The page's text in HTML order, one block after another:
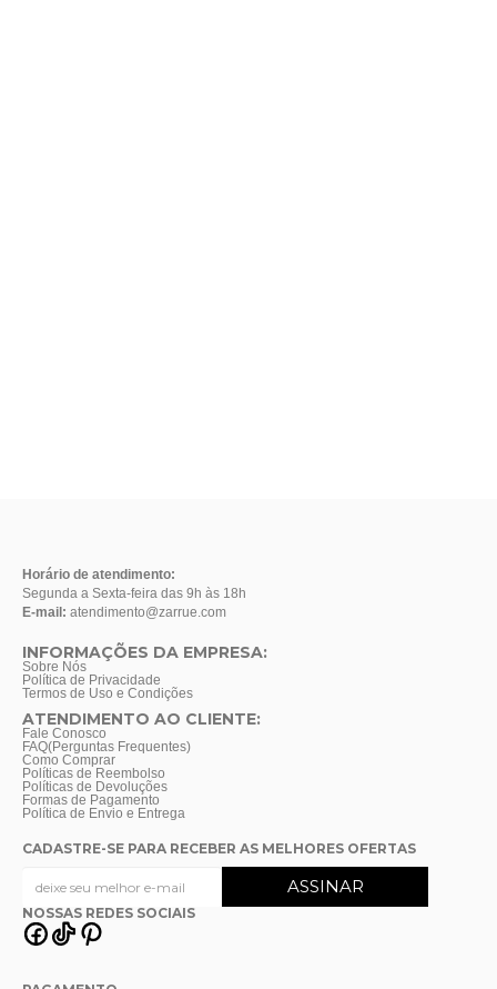
Horário de atendimento:
Segunda a Sexta-feira das 9h às 18h
E-mail: atendimento@zarrue.com
INFORMAÇÕES DA EMPRESA:
Sobre Nós
Política de Privacidade
Termos de Uso e Condições
ATENDIMENTO AO CLIENTE:
Fale Conosco
FAQ(Perguntas Frequentes)
Como Comprar
Políticas de Reembolso
Políticas de Devoluções
Formas de Pagamento
Política de Envio e Entrega
CADASTRE-SE PARA RECEBER AS MELHORES OFERTAS
NOSSAS REDES SOCIAIS